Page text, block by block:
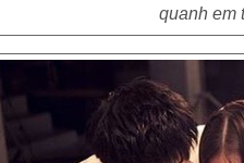
quanh em